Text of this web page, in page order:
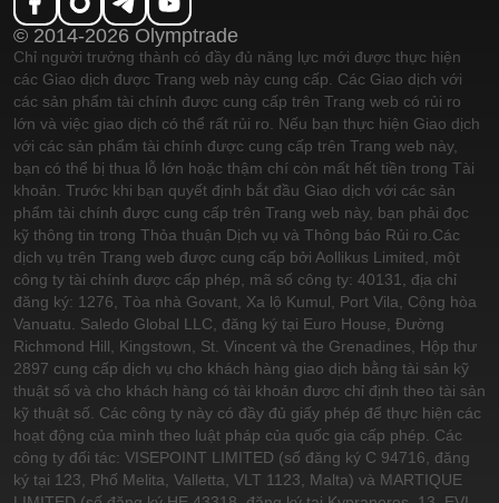
© 2014-2026 Olymptrade
Chỉ người trưởng thành có đầy đủ năng lực mới được thực hiện
các Giao dịch được Trang web này cung cấp. Các Giao dịch với
các sản phẩm tài chính được cung cấp trên Trang web có rủi ro
lớn và việc giao dịch có thể rất rủi ro. Nếu bạn thực hiện Giao dịch
với các sản phẩm tài chính được cung cấp trên Trang web này,
bạn có thể bị thua lỗ lớn hoặc thậm chí còn mất hết tiền trong Tài
khoản. Trước khi bạn quyết định bắt đầu Giao dịch với các sản
phẩm tài chính được cung cấp trên Trang web này, bạn phải đọc
kỹ thông tin trong Thỏa thuận Dịch vụ và Thông báo Rủi ro.Các
dịch vụ trên Trang web được cung cấp bởi Aollikus Limited, một
công ty tài chính được cấp phép, mã số công ty: 40131, địa chỉ
đăng ký: 1276, Tòa nhà Govant, Xa lộ Kumul, Port Vila, Cộng hòa
Vanuatu. Saledo Global LLC, đăng ký tại Euro House, Đường
Richmond Hill, Kingstown, St. Vincent và the Grenadines, Hộp thư
2897 cung cấp dịch vụ cho khách hàng giao dịch bằng tài sản kỹ
thuật số và cho khách hàng có tài khoản được chỉ định theo tài sản
kỹ thuật số. Các công ty này có đầy đủ giấy phép để thực hiện các
hoạt động của mình theo luật pháp của quốc gia cấp phép. Các
công ty đối tác: VISEPOINT LIMITED (số đăng ký C 94716, đăng
ký tại 123, Phố Melita, Valletta, VLT 1123, Malta) và MARTIQUE